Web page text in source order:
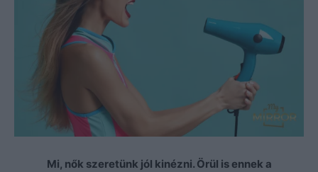
Mi, nők szeretünk jól kinézni. Örül is ennek a